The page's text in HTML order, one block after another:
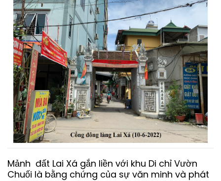
Mảnh đất Lai Xá gắn liền với khu Di chỉ Vườn
Chuối là bằng chứng của sự văn minh và phát